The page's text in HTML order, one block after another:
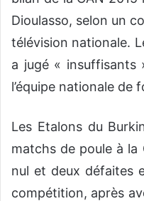
Dioulasso, selon un
télévision nationale.
a jugé « insuffisants
l’équipe nationale de
Les Etalons du
matchs de poule à la
nul et deux défaites
compétition, après